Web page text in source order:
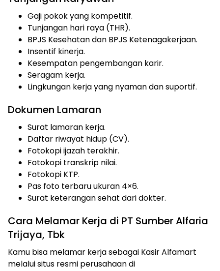
Gaji pokok yang kompetitif.
Tunjangan hari raya (THR).
BPJS Kesehatan dan BPJS Ketenagakerjaan.
Insentif kinerja.
Kesempatan pengembangan karir.
Seragam kerja.
Lingkungan kerja yang nyaman dan suportif.
Dokumen Lamaran
Surat lamaran kerja.
Daftar riwayat hidup (CV).
Fotokopi ijazah terakhir.
Fotokopi transkrip nilai.
Fotokopi KTP.
Pas foto terbaru ukuran 4×6.
Surat keterangan sehat dari dokter.
Cara Melamar Kerja di PT Sumber Alfaria
Trijaya, Tbk
Kamu bisa melamar kerja sebagai Kasir Alfamart
melalui situs resmi perusahaan di